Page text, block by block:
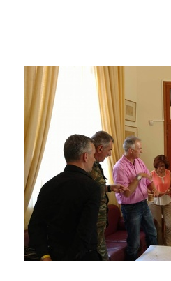
2010
2006
ΤΟΠΟΣ
ΠΟΛΙΤΙΣΜΟΣ
ΑΝΘΕΚΤΙΚΗ
ΠΟΛΗ